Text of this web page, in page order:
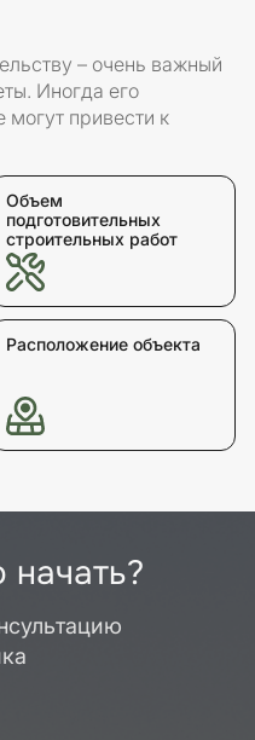
– очень важный
Иногда его
могут привести к
Объем
подготовительных
строительных работ
Расположение объекта
начать?